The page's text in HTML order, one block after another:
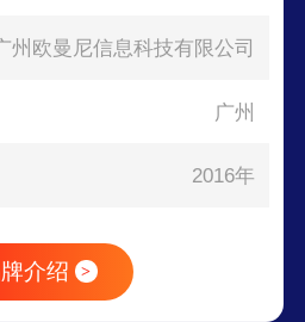
州欧曼尼信息科技有限公司
广州
2016年
介绍 >